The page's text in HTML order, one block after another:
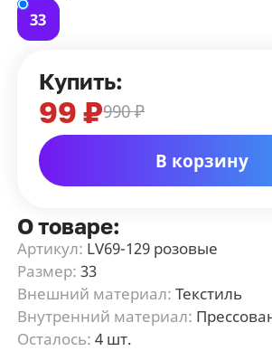
33
Купить:
99 ₽990 ₽
В корзину
О товаре:
Артикул: LV69-129 розовые
Размер: 33
Внешний материал: Текстиль
Внутренний материал:
Осталось: 4 шт.